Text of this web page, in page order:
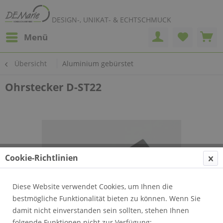
DESIGN-, UNIKAT- & ECHTSCHMUCK
Menü
Übersicht Aluminium gebürstet
Ohrstecker D-ST22
Cookie-Richtlinien
Diese Website verwendet Cookies, um Ihnen die
bestmögliche Funktionalität bieten zu können. Wenn Sie
damit nicht einverstanden sein sollten, stehen Ihnen